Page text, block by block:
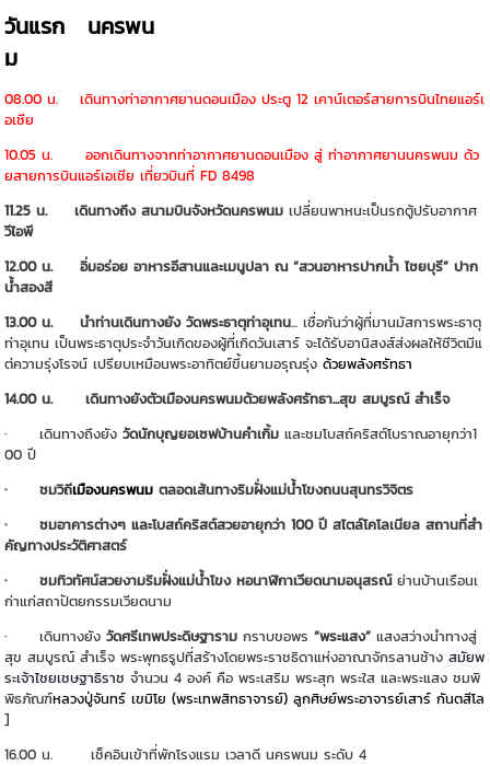
วันแรก
นครพน
ม
08.00 น. เดินทางท่าอากาศยานดอนเมือง ประตู 12 เคาน์เตอร์สายการบินไทยแอร์เ
อเชีย
10.05 น. ออกเดินทางจากท่าอากาศยานดอนเมือง สู่ ท่าอากาศยานนครพนม ด้ว
ยสายการบินแอร์เอเชีย เที่ยวบินที่ FD 8498
11.25 น. เดินทางถึงสนามบินจังหวัดนครพนม เปลี่ยนพาหนะเป็นรถตู้ปรับอากาศ
วีไอพี
12.00 น. อิ่มอร่อย อาหารอีสานและเมนูปลา ณ “สวนอาหารปากน้ำ ไชยบุรี” ปาก
น้ำสองสี
13.00 น. นำท่านเดินทางยังวัดพระธาตุท่าอุเทน... เชื่อกันว่าผู้ที่มานมัสการพระธาตุ
ท่าอุเทน เป็นพระธาตุประจำวันเกิดของผู้ที่เกิดวันเสาร์ จะได้รับอานิสงส์ส่งผลให้ชีวิตมีแ
ต่ความรุ่งโรจน์ เปรียบเหมือนพระอาทิตย์ขึ้นยามอรุณรุ่งด้วยพลังศรัทธา
14.00 น.เดินทางยังตัวเมืองนครพนมด้วยพลังศรัทธา...สุข สมบูรณ์ สำเร็จ
· เดินทางถึงยังวัดนักบุญยอเซฟบ้านคำเกิ้ม และชมโบสถ์คริสต์โบราณอายุกว่า1
00 ปี
· ชมวิถีเมืองนครพนม ตลอดเส้นทางริมฝั่งแม่น้ำโขงถนนสุนทรวิจิตร
· ชมอาคารต่างๆ และโบสถ์คริสต์สวยอายุกว่า 100 ปี สไตล์โคโลเนียล สถานที่สำ
คัญทางประวัติศาสตร์
· ชมทิวทัศน์สวยงามริมฝั่งแม่น้ำโขงหอนาฬิกาเวียดนามอนุสรณ์ย่านบ้านเรือนเ
ก่าแก่สถาปัตยกรรมเวียดนาม
· เดินทางยังวัดศรีเทพประดิษฐาราม กราบขอพร“พระแสง” แสงสว่างนำทางสู่
สุข สมบูรณ์ สำเร็จ พระพุทธรูปที่สร้างโดยพระราชธิดาแห่งอาณาจักรลานช้าง สมัยพ
ระเจ้าไชยเชษฐาธิราช จำนวน 4 องค์ คือ พระเสริม พระสุก พระใส และพระแสง ชมพิ
พิธภัณฑ์หลวงปู่จันทร์ เขมิโย (พระเทพสิทธาจารย์) ลูกศิษย์พระอาจารย์เสาร์ กันตสีโล
]
16.00 น. เช็คอินเข้าที่พักโรงแรม เวลาดี นครพนม ระดับ 4